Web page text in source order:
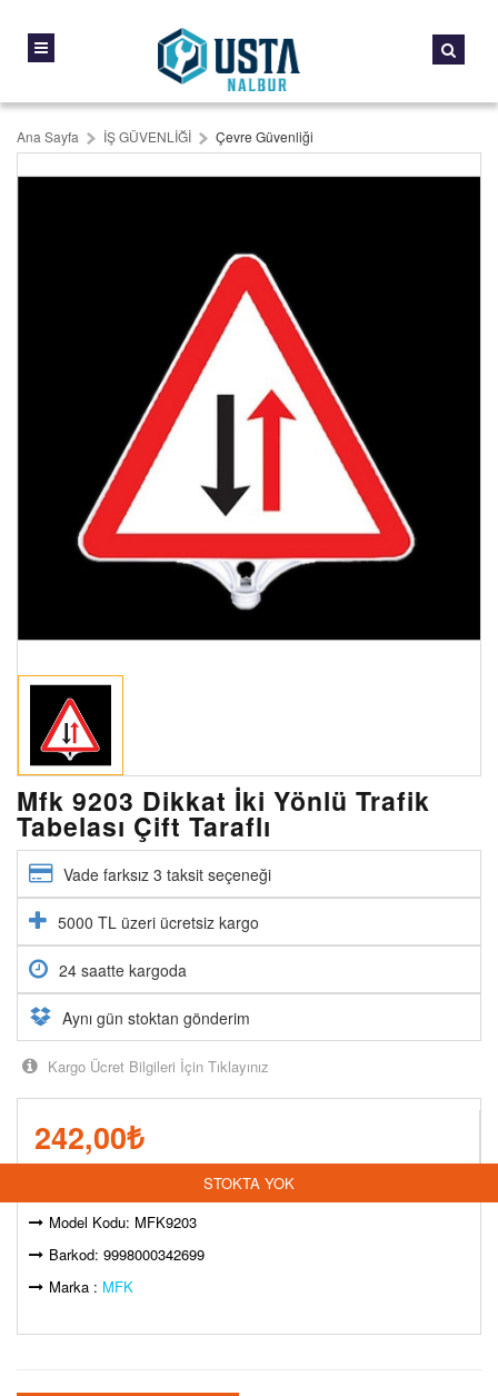
Ana Sayfa İŞ GÜVENLİĞİ Çevre Güvenliği
Mfk 9203 Dikkat İki Yönlü Trafik
Tabelası Çift Taraflı
Vade farksız 3 taksit seçeneği
5000 TL üzeri ücretsiz kargo
24 saatte kargoda
Aynı gün stoktan gönderim
Kargo Ücret Bilgileri İçin Tıklayınız
242,00₺
STOKTA YOK
Model Kodu: MFK9203
Barkod: 9998000342699
Marka : MFK